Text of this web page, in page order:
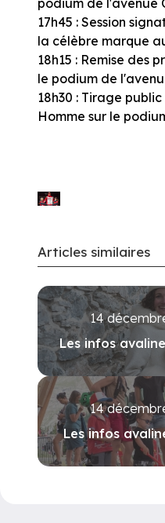
17h45 : Session
la célèbre marque
18h15 : Remise des
le podium de
18h30 : Tirage
Homme sur le
Articles similaires
14
Les infos
14
Les infos